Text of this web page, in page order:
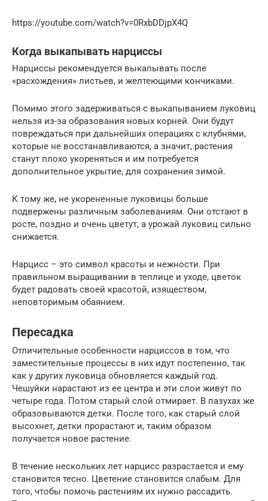
https://youtube.com/watch?v=0RxbDDjpX4Q
Когда выкапывать нарциссы
Нарциссы рекомендуется выкапывать после
«расхождения» листьев, и желтеющими кончиками.
Помимо этого задерживаться с выкапыванием луковиц
нельзя из-за образования новых корней. Они будут
повреждаться при дальнейших операциях с клубнями,
которые не восстанавливаются, а значит, растения
станут плохо укореняться и им потребуется
дополнительное укрытие, для сохранения зимой.
К тому же, не укорененные луковицы больше
подвержены различным заболеваниям. Они отстают в
росте, поздно и очень цветут, а урожай луковиц сильно
снижается.
Нарцисс – это символ красоты и нежности. При
правильном выращивании в теплице и уходе, цветок
будет радовать своей красотой, изяществом,
неповторимым обаянием.
Пересадка
Отличительные особенности нарциссов в том, что
заместительные процессы в них идут постепенно, так
как у других луковица обновляется каждый год.
Чешуйки нарастают из ее центра и эти слои живут по
четыре года. Потом старый слой отмирает. В пазухах же
образовываются детки. После того, как старый слой
высохнет, детки прорастают и, таким образом
получается новое растение.
В течение нескольких лет нарцисс разрастается и ему
становится тесно. Цветение становится слабым. Для
того, чтобы помочь растениям их нужно рассадить.